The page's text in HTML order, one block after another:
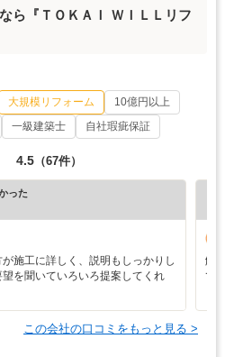
ら『ＴＯＫＡＩ ＷＩＬＬリフ
大規模リフォーム
10億円以上
一級建築士 自社瑕疵保証
4.5 （67件）
った
施工に詳しく、説明もしっかりし
を聞いていろいろ提案してくれ
解
て
この会社の口コミをもっと見る >